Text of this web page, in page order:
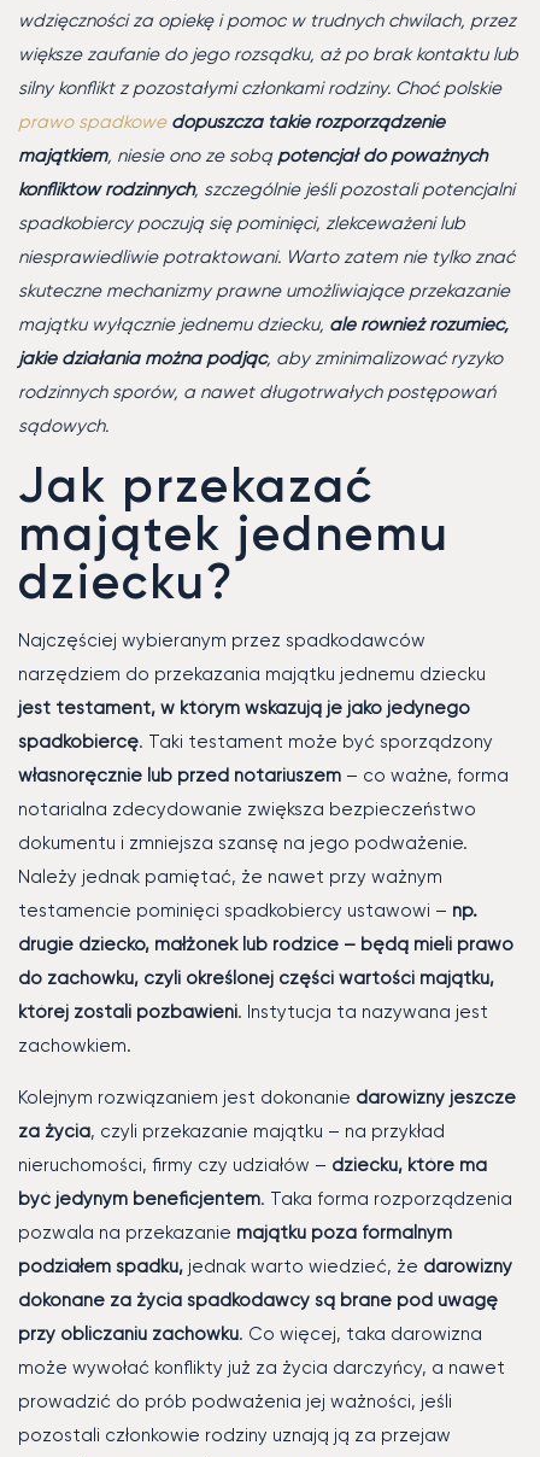
wdzięczności za opiekę i pomoc w trudnych chwilach, przez
większe zaufanie do jego rozsądku, aż po brak kontaktu lub
silny konflikt z pozostałymi członkami rodziny. Choć polskie
prawo spadkowe dopuszcza takie rozporządzenie
majątkiem, niesie ono ze sobą potencjał do poważnych
konfliktów rodzinnych, szczególnie jeśli pozostali potencjalni
spadkobiercy poczują się pominięci, zlekceważeni lub
niesprawiedliwie potraktowani. Warto zatem nie tylko znać
skuteczne mechanizmy prawne umożliwiające przekazanie
majątku wyłącznie jednemu dziecku, ale również rozumieć,
jakie działania można podjąć, aby zminimalizować ryzyko
rodzinnych sporów, a nawet długotrwałych postępowań
sądowych.
Jak przekazać
majątek jednemu
dziecku?
Najczęściej wybieranym przez spadkodawców
narzędziem do przekazania majątku jednemu dziecku
jest testament, w którym wskazują je jako jedynego
spadkobiercę. Taki testament może być sporządzony
własnoręcznie lub przed notariuszem – co ważne, forma
notarialna zdecydowanie zwiększa bezpieczeństwo
dokumentu i zmniejsza szansę na jego podważenie.
Należy jednak pamiętać, że nawet przy ważnym
testamencie pominięci spadkobiercy ustawowi – np.
drugie dziecko, małżonek lub rodzice – będą mieli prawo
do zachowku, czyli określonej części wartości majątku,
której zostali pozbawieni. Instytucja ta nazywana jest
zachowkiem.
Kolejnym rozwiązaniem jest dokonanie darowizny jeszcze
za życia, czyli przekazanie majątku – na przykład
nieruchomości, firmy czy udziałów – dziecku, które ma
być jedynym beneficjentem. Taka forma rozporządzenia
pozwala na przekazanie majątku poza formalnym
podziałem spadku, jednak warto wiedzieć, że darowizny
dokonane za życia spadkodawcy są brane pod uwagę
przy obliczaniu zachowku. Co więcej, taka darowizna
może wywołać konflikty już za życia darczyńcy, a nawet
prowadzić do prób podważenia jej ważności, jeśli
pozostali członkowie rodziny uznają ją za przejaw